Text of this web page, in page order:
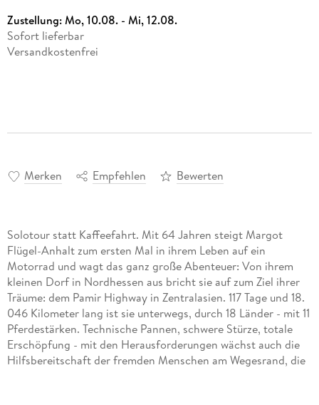
Zustellung:Mo, 10.08. - Mi, 12.08.
Sofort lieferbar
Versandkostenfrei
Merken Empfehlen Bewerten
Solotour statt Kaffeefahrt. Mit 64 Jahren steigt Margot
Flügel-Anhalt zum ersten Mal in ihrem Leben auf ein
Motorrad und wagt das ganz große Abenteuer: Von ihrem
kleinen Dorf in Nordhessen aus bricht sie auf zum Ziel ihrer
Träume: dem Pamir Highway in Zentralasien. 117 Tage und 18.
046 Kilometer lang ist sie unterwegs, durch 18 Länder - mit 11
Pferdestärken. Technische Pannen, schwere Stürze, totale
Erschöpfung - mit den Herausforderungen wächst auch die
Hilfsbereitschaft der fremden Menschen am Wegesrand, die